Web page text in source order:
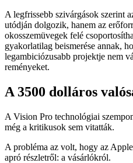
A legfrissebb szivárgások szerint
utódján dolgozik, hanem az
okosszemüvegek felé
gyakorlatilag beismerése annak,
legambiciózusabb projektje nem
reményeket.
A 3500 dolláros
A Vision Pro technológiai
még a kritikusok sem vitatták.
A probléma az volt, hogy az
apró részletről: a vásárlókról.